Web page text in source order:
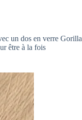
un dos en verre Gorilla
être à la fois